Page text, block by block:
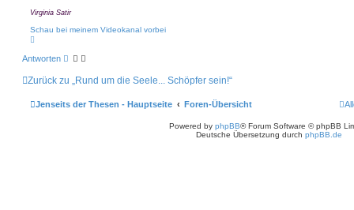
Virginia Satir
Schau bei meinem Videokanal vorbei
h
b
Antworten
Zurück zu „Rund um die Seele... Schöpfer sein!“
Jenseits der Thesen - Hauptseite Foren-Übersicht
Powered by phpBB® Forum Software © phpBB
Deutsche Übersetzung durch phpBB.de